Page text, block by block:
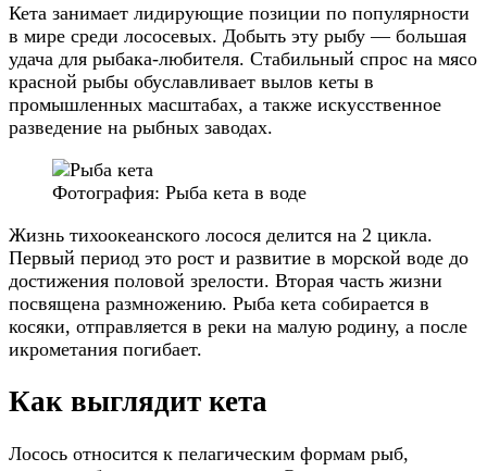
Кета занимает лидирующие позиции по популярности
в мире среди лососевых. Добыть эту рыбу — большая
удача для рыбака-любителя. Стабильный спрос на мясо
красной рыбы обуславливает вылов кеты в
промышленных масштабах, а также искусственное
разведение на рыбных заводах.
Фотография: Рыба кета в воде
Жизнь тихоокеанского лосося делится на 2 цикла.
Первый период это рост и развитие в морской воде до
достижения половой зрелости. Вторая часть жизни
посвящена размножению. Рыба кета собирается в
косяки, отправляется в реки на малую родину, а после
икрометания погибает.
Как выглядит кета
Лосось относится к пелагическим формам рыб,